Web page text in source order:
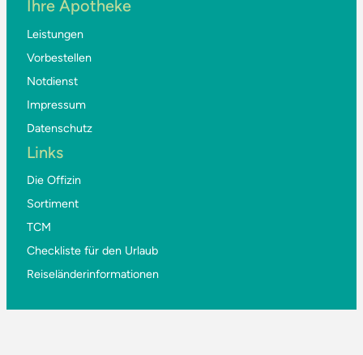
Ihre Apotheke
Leistungen
Vorbestellen
Notdienst
Impressum
Datenschutz
Links
Die Offizin
Sortiment
TCM
Checkliste für den Urlaub
Reiseländerinformationen